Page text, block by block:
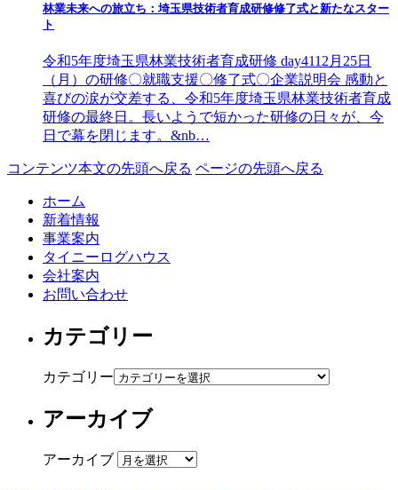
林業未来への旅立ち：埼玉県技術者育成研修修了式と新たなスター
ト
令和5年度埼玉県林業技術者育成研修 day4112月25日
（月）の研修〇就職支援〇修了式〇企業説明会 感動と
喜びの涙が交差する、令和5年度埼玉県林業技術者育成
研修の最終日。長いようで短かった研修の日々が、今
日で幕を閉じます。&nb…
コンテンツ本文の先頭へ戻る ページの先頭へ戻る
ホーム
新着情報
事業案内
タイニーログハウス
会社案内
お問い合わせ
カテゴリー
カテゴリー
アーカイブ
アーカイブ